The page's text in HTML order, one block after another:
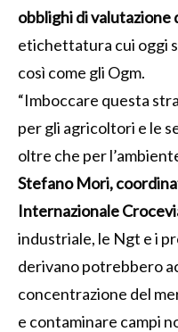
obblighi di
etichettatura cui oggi
così come gli Ogm.
“Imboccare questa
per gli agricoltori e le
oltre che per
Stefano Mori,
Internazionale
industriale, le Ngt e i
derivano potrebbero
concentrazione del
e contaminare campi